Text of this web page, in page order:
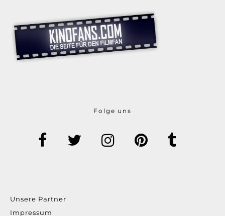
Folge uns
Unsere Partner
Impressum